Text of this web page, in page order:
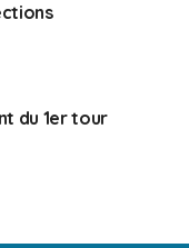
du 1er tour